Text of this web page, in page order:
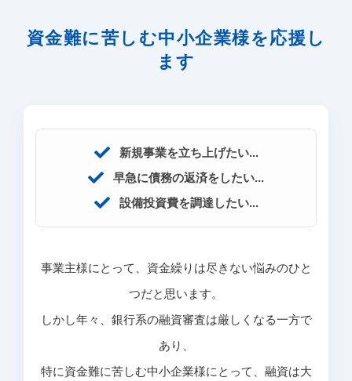
資金難に苦しむ中小企業様を応援し
ます
新規事業を立ち上げたい...
早急に債務の返済をしたい...
設備投資費を調達したい...
事業主様にとって、資金繰りは尽きない悩みのひと
つだと思います。
しかし年々、銀行系の融資審査は厳しくなる一方で
あり、
特に資金難に苦しむ中小企業様にとって、融資は大